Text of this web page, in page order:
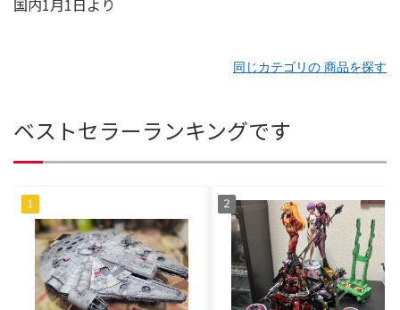
同じカテゴリの 商品を探す
ベストセラーランキングです